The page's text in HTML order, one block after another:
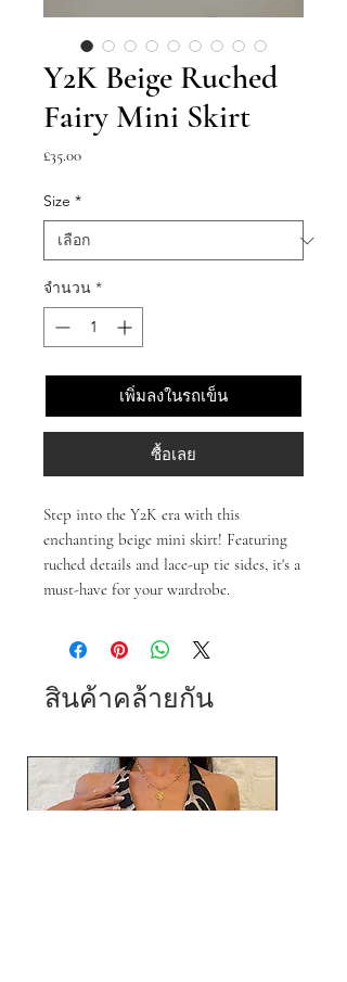
Y2K Beige Ruched
Fairy Mini Skirt
£35.00ราคา
Size *
จำนวน *
เพิ่มลงในรถเข็น
ซื้อเลย
Step into the Y2K era with this
enchanting beige mini skirt! Featuring
ruched details and lace-up tie sides, it's a
must-have for your wardrobe.
สินค้าคล้ายกัน